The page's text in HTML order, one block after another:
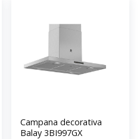
Campana decorativa
Balay 3BI997GX